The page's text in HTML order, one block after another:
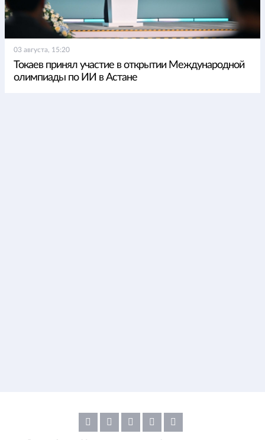
03 августа, 15:20
Токаев принял участие в открытии Международной
олимпиады по ИИ в Астане